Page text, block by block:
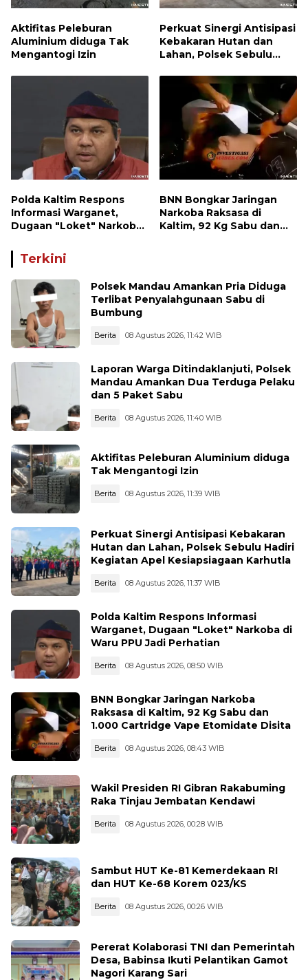
Aktifitas Peleburan
Aluminium diduga Tak
Mengantogi Izin
Perkuat Sinergi Antisipasi
Kebakaran Hutan dan
Lahan, Polsek Sebulu
Kesiapsiagaan Karhutla
Polda Kaltim Respons
Informasi Warganet,
Dugaan "Loket" Narkoba
Perhatian
BNN Bongkar Jaringan
Narkoba Raksasa di
Kaltim, 92 Kg Sabu dan
Terkini
Polsek Mandau Amankan Pria Diduga
Terlibat Penyalahgunaan Sabu di
Bumbung
Berita 08 Agustus 2026, 11:42 WIB
Laporan Warga Ditindaklanjuti, Polsek
Mandau Amankan Dua Terduga Pelaku
dan 5 Paket Sabu
Berita 08 Agustus 2026, 11:40 WIB
Aktifitas Peleburan Aluminium diduga
Tak Mengantogi Izin
Berita 08 Agustus 2026, 11:39 WIB
Perkuat Sinergi Antisipasi Kebakaran
Hutan dan Lahan, Polsek Sebulu Hadiri
Kegiatan Apel Kesiapsiagaan Karhutla
Berita 08 Agustus 2026, 11:37 WIB
Polda Kaltim Respons Informasi
Warganet, Dugaan "Loket" Narkoba di
Waru PPU Jadi Perhatian
Berita 08 Agustus 2026, 08:50 WIB
BNN Bongkar Jaringan Narkoba
Raksasa di Kaltim, 92 Kg Sabu dan
1.000 Cartridge Vape Etomidate Disita
Berita 08 Agustus 2026, 08:43 WIB
Wakil Presiden RI Gibran Rakabuming
Raka Tinjau Jembatan Kendawi
Berita 08 Agustus 2026, 00:28 WIB
Sambut HUT Ke-81 Kemerdekaan RI
dan HUT Ke-68 Korem 023/KS
Berita 08 Agustus 2026, 00:26 WIB
Pererat Kolaborasi TNI dan Pemerintah
Desa, Babinsa Ikuti Pelantikan Gamot
Nagori Karang Sari